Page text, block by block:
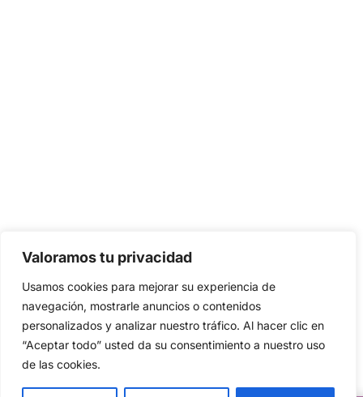
Valoramos tu privacidad
Usamos cookies para mejorar su experiencia de
navegación, mostrarle anuncios o contenidos
personalizados y analizar nuestro tráfico. Al hacer clic en
“Aceptar todo” usted da su consentimiento a nuestro uso
de las cookies.